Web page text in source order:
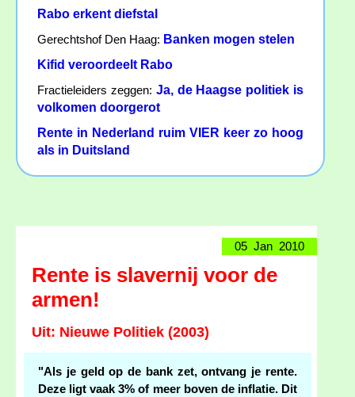
Rabo erkent diefstal
Gerechtshof Den Haag: Banken mogen stelen
Kifid veroordeelt Rabo
Fractieleiders zeggen: Ja, de Haagse politiek is
volkomen doorgerot
Rente in Nederland ruim VIER keer zo hoog
als in Duitsland
05 Jan 2010
Rente is slavernij voor de
armen!
Uit: Nieuwe Politiek (2003)
"Als je geld op de bank zet, ontvang je rente.
Deze ligt vaak 3% of meer boven de inflatie. Dit